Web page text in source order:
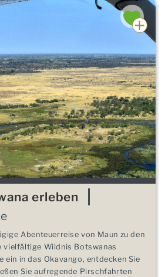
erleben
Abenteuerreise von Maun zu den
vielfältige Wildnis Botswanas
ein in das Okavango, entdecken Sie
Sie aufregende Pirschfahrten